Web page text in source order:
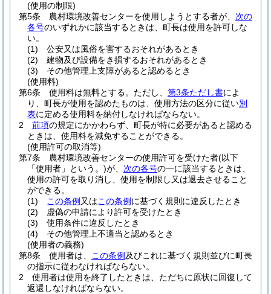
(使用の制限)
第5条
農村環境改善センターを使用しようとする者が、 次の
各号のいずれかに該当するときは、町長は使用を許可しな
い。
(1)
公安又は風俗を害するおそれがあるとき
(2)
建物及び設備をき損するおそれがあるとき
(3)
その他管理上支障があると認めるとき
(使用料)
第6条
使用料は無料とする。 ただし、 第3条ただし書によ
り、町長が使用を認めたものは、使用方法の区分に従い別
表に定める使用料を納付しなければならない。
2
前項の規定にかかわらず、町長が特に必要があると認める
ときは、使用料を減免することができる。
(使用許可の取消等)
第7条
農村環境改善センターの使用許可を受けた者(以下
「使用者」という。)が、 次の各号の一に該当するときは、
使用の許可を取り消し、使用を制限し又は退去させること
ができる。
(1)
この条例 又はこの条例 に基づく規則に違反したとき
(2)
虚偽の申請により許可を受けたとき
(3)
使用条件に違反したとき
(4)
その他管理上不適当と認めるとき
(使用者の義務)
第8条
使用者は、 この条例 及びこれに基づく規則並びに町長
の指示に従わなければならない。
2
使用者は使用を終了したときは、ただちに原状に回復して
返還しなければならない。